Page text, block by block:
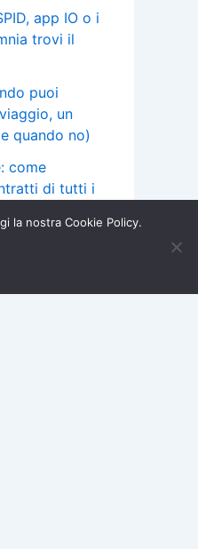
app IO o i
trovi il
puoi
un
quando no)
come
di tutti i
la nostra Cookie Policy.